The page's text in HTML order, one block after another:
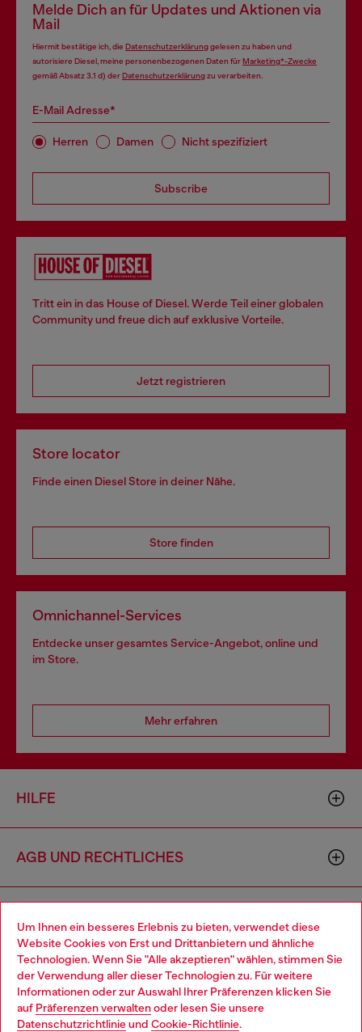
Um Ihnen ein besseres Erlebnis zu bieten, verwendet diese
Website Cookies von Erst und Drittanbietern und ähnliche
Technologien. Wenn Sie "Alle akzeptieren" wählen, stimmen Sie
der Verwendung aller dieser Technologien zu. Für weitere
Informationen oder zur Auswahl Ihrer Präferenzen klicken Sie
auf Präferenzen verwaltenoder lesen Sie unsere
Datenschutzrichtlinieund Cookie-Richtlinie.
Melde Dich an für Updates und Aktionen via
Mail
Hiermit bestätige ich, die Datenschutzerklärunggelesen zu haben und
autorisiere Diesel, meine personenbezogenen Daten fürMarketing*-Zwecke
gemäß Absatz 3.1 d) derDatenschutzerklärungzu verarbeiten.
E-Mail Adresse*
Herren Damen Nicht spezifiziert
Subscribe
Tritt ein in das House of Diesel. Werde Teil einer globalen
Community und freue dich auf exklusive Vorteile.
Jetzt registrieren
Store locator
Finde einen Diesel Store in deiner Nähe.
Store finden
Omnichannel-Services
Entdecke unser gesamtes Service-Angebot, online und
im Store.
Mehr erfahren
HILFE
AGB UND RECHTLICHES
CORPORATE
Choose your location
You are currently browsing Österreich website, but it seems you